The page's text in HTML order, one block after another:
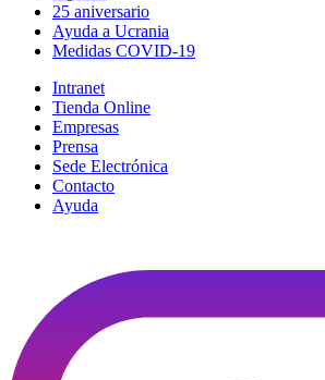
25 aniversario
Ayuda a Ucrania
Medidas COVID-19
Intranet
Tienda Online
Empresas
Prensa
Sede Electrónica
Contacto
Ayuda